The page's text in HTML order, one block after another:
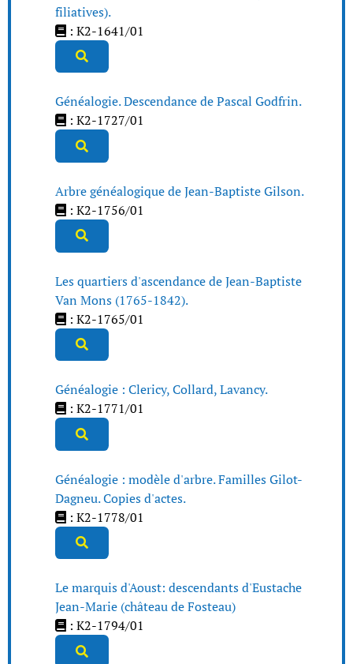
filiatives).
: K2-1641/01
Généalogie. Descendance de Pascal Godfrin.
: K2-1727/01
Arbre généalogique de Jean-Baptiste Gilson.
: K2-1756/01
Les quartiers d'ascendance de Jean-Baptiste
Van Mons (1765-1842).
: K2-1765/01
Généalogie : Clericy, Collard, Lavancy.
: K2-1771/01
Généalogie : modèle d'arbre. Familles Gilot-
Dagneu. Copies d'actes.
: K2-1778/01
Le marquis d'Aoust: descendants d'Eustache
Jean-Marie (château de Fosteau)
: K2-1794/01